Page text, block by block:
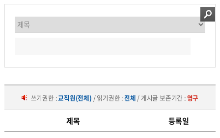
쓰기권한 :교직원(전체) / 읽기권한 :전체 / 게시글 보존기간 :영구
제목 등록일